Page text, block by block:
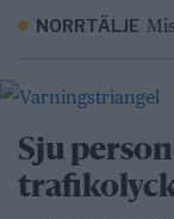
NORRTÄLJE
Sju